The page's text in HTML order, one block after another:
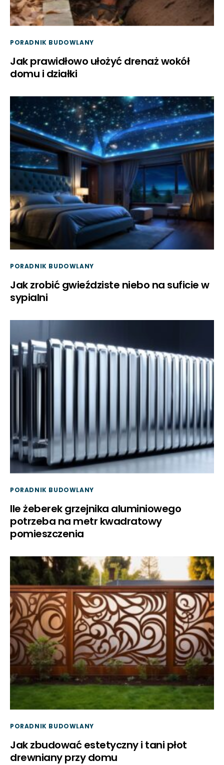
PORADNIK BUDOWLANY
Jak prawidłowo ułożyć drenaż wokół
domu i działki
PORADNIK BUDOWLANY
Jak zrobić gwieździste niebo na suficie w
sypialni
PORADNIK BUDOWLANY
Ile żeberek grzejnika aluminiowego
potrzeba na metr kwadratowy
pomieszczenia
PORADNIK BUDOWLANY
Jak zbudować estetyczny i tani płot
drewniany przy domu